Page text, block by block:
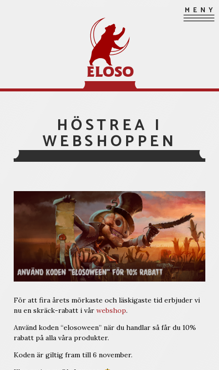
ELOSO
MENY
HÖSTREA I
WEBSHOPPEN
För att fira årets mörkaste och läskigaste tid erbjuder vi
nu en skräck-rabatt i vår webshop.
Använd koden “elosoween” när du handlar så får du 10%
rabatt på alla våra produkter.
Koden är giltig fram till 6 november.